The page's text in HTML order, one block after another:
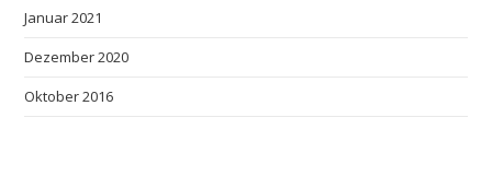
Januar 2021
Dezember 2020
Oktober 2016